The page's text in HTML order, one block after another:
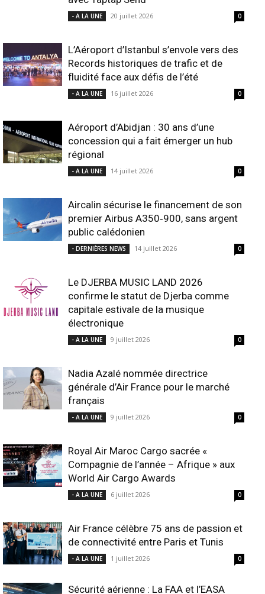
- A LA UNE 20 juillet 2026 0
L’Aéroport d’Istanbul s’envole vers des
Records historiques de trafic et de
fluidité face aux défis de l’été
- A LA UNE 16 juillet 2026 0
Aéroport d’Abidjan : 30 ans d’une
concession qui a fait émerger un hub
régional
- A LA UNE 14 juillet 2026 0
Aircalin sécurise le financement de son
premier Airbus A350‑900, sans argent
public calédonien
- DERNIÈRES NEWS 14 juillet 2026 0
Le DJERBA MUSIC LAND 2026
confirme le statut de Djerba comme
capitale estivale de la musique
électronique
- A LA UNE 9 juillet 2026 0
Nadia Azalé nommée directrice
générale d’Air France pour le marché
français
- A LA UNE 9 juillet 2026 0
Royal Air Maroc Cargo sacrée «
Compagnie de l’année – Afrique » aux
World Air Cargo Awards
- A LA UNE 6 juillet 2026 0
Air France célèbre 75 ans de passion et
de connectivité entre Paris et Tunis
- A LA UNE 1 juillet 2026 0
Sécurité aérienne : La FAA et l’EASA